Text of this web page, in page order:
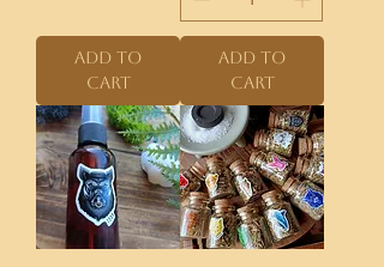
Add to
Cart
Add to
Cart